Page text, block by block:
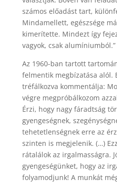
számos előadást tart,
Mindamellett, egészsége
kimerítette. Mindezt így
vagyok, csak alumíniumból.”
Az 1960-ban tartott
felmentik megbízatása alól.
tréfálkozva kommentálja:
végre megpróbálkozom
Érzi, hogy nagy fáradtság
gyengeségnek,
tehetetlenségnek erre az
szinten is megjelenik. (…)
rátalálok az irgalmasságra.
gyengeségünket, hogy az
folyamodjunk! A munkát